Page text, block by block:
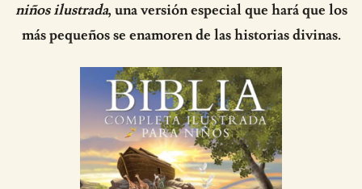
niños ilustrada, una versión especial que hará que los
más pequeños se enamoren de las historias divinas.